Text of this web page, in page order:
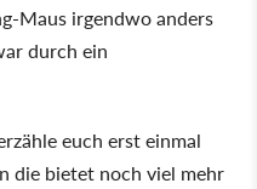
Maus irgendwo anders
durch ein
euch erst einmal
die bietet noch viel mehr